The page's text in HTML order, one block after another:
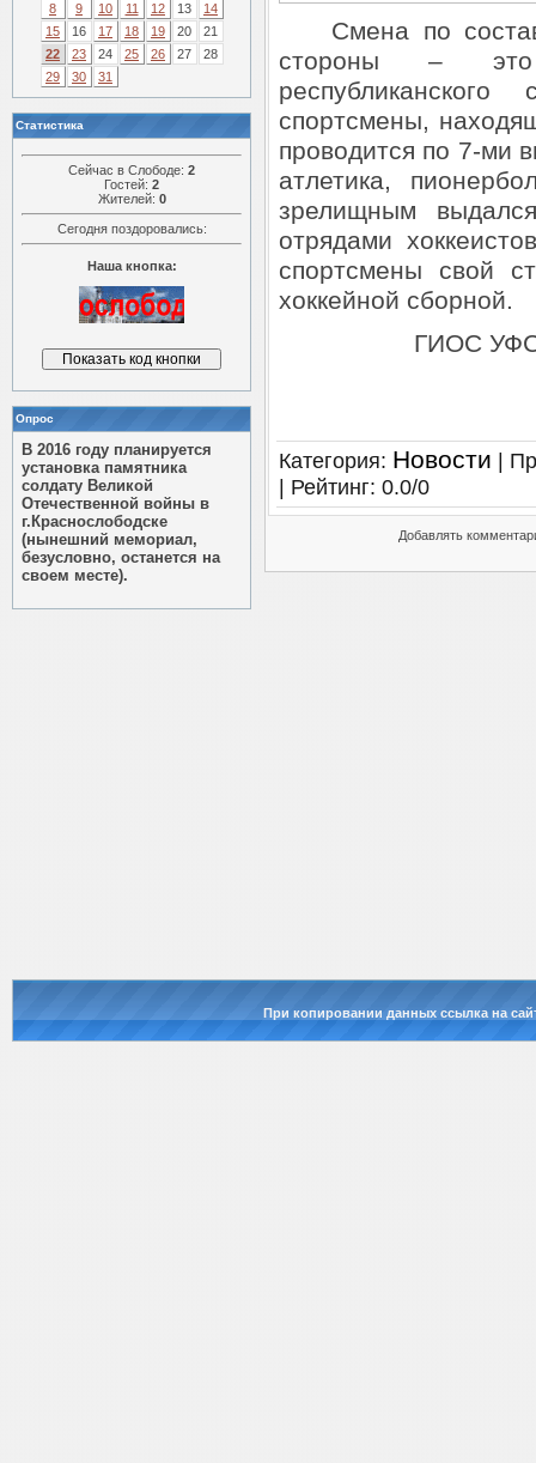
8
9 10 11 12 13
14
15
16 17 18 19 20
21
22
23 24 25 26 27
28
29
30 31
Статистика
Сейчас в Слободе: 2
Гостей: 2
Жителей: 0
Сегодня поздоровались:
Наша кнопка:
Опрос
В 2016 году планируется
установка памятника
солдату Великой
Отечественной войны в
г.Краснослободске
(нынешний мемориал,
безусловно, останется на
своем месте).
Смена по
стороны – это
спортсмены,
проводится по 7-ми
атлетика,
зрелищным
отрядами
спортсмены свой
хоккейной сборной.
ГИОС
Категория: Новости
Рейтинг: 0.0/0
Добавлять
При копировании данных ссылка на